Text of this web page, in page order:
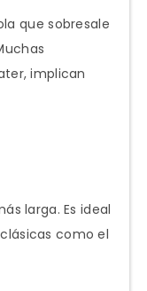
que sobresale
implican
larga. Es ideal
como el